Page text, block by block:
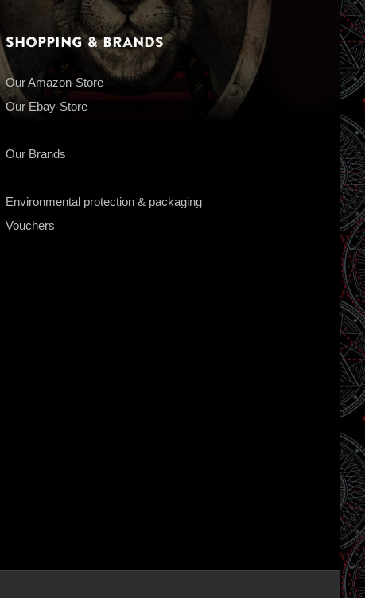
Shopping & Brands
Our Amazon-Store
Our Ebay-Store
Our Brands
Environmental protection & packaging
Vouchers